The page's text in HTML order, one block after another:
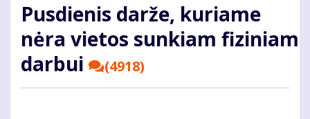
Pusdienis darže, kuriame
nėra vietos sunkiam fiziniam
darbui
(4918)